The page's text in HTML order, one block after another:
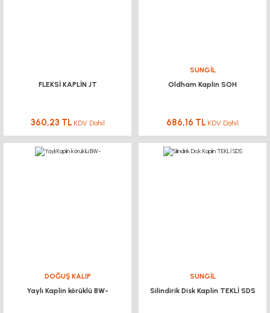
FLEKSİ KAPLİN JT
360,23 TL KDV Dahil
SUNGİL
Oldham Kaplin SOH
686,16 TL KDV Dahil
DOĞUŞ KALIP
Yaylı Kaplin körüklü BW-
SUNGİL
Silindirik Disk Kaplin TEKLİ SDS